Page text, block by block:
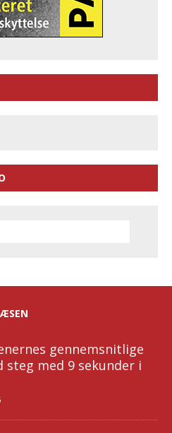
gennemsnitlige
steg med 9 sekunder i